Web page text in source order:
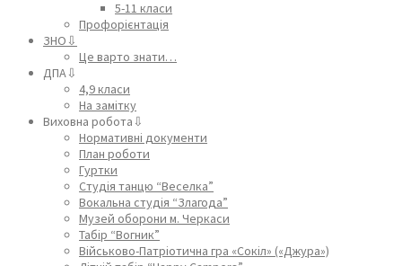
5-11 класи
Профорієнтація
ЗНО⇩
Це варто знати…
ДПА⇩
4,9 класи
На замітку
Виховна робота⇩
Нормативні документи
План роботи
Гуртки
Студія танцю “Веселка”
Вокальна студія “Злагода”
Музей оборони м. Черкаси
Табір “Вогник”
Військово-Патріотична гра «Сокіл» («Джура»)